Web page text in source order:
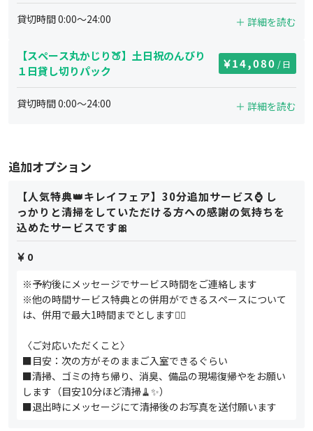
貸切時間0:00～24:00 ＋ 詳細を読む
【スペース丸かじり🍑】土日祝のんびり
１日貸し切りパック
14,080 /日
貸切時間0:00～24:00 ＋ 詳細を読む
追加オプション
【人気特典👑キレイフェア】30分追加サービス⌚️ し
っかりと清掃をしていただける方への感謝の気持ちを
込めたサービスです🎀
0
※予約後にメッセージでサービス時間をご連絡します
※他の時間サービス特典との併用ができるスペースについて
は、併用で最大1時間までとします🙇‍♂️
〈ご対応いただくこと〉
■目安：次の方がそのままご入室できるぐらい
■清掃、ゴミの持ち帰り、消臭、備品の現場復帰やをお願い
します（目安10分ほど清掃🧹✨）
■退出時にメッセージにて清掃後のお写真を送付願います